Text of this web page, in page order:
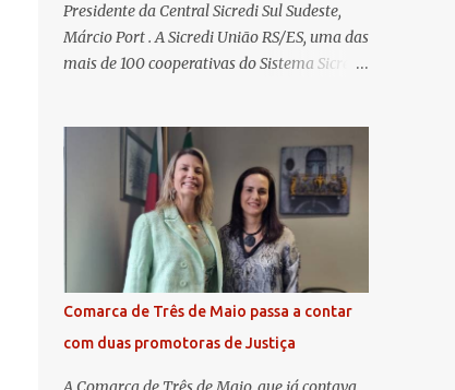
Presidente da Central Sicredi Sul Sudeste,
Márcio Port . A Sicredi União RS/ES, uma das
mais de 100 cooperativas do Sistema Sicredi,
Encontro de Encerramento Anual de
Coordenadores de Núcleo, marcando o
fechamento de mais um ciclo de conquistas
e planejamento para o futuro. O evento
ocorreu presencialmente em Santa Rosa/RS
com transmissão simultânea para os
coordenadores capixabas, que estavam
reunidos em Cachoeiro de Itapemirim / ES.
Durante a Assembleia Geral Extraordinária,
foram debatidas e aprovadas pautas
Comarca de Três de Maio passa a contar
com duas promotoras de Justiça